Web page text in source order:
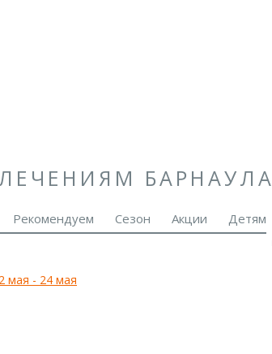
БАРНАУЛА
Рекомендуем Сезон Акции
Детям
22 мая - 24 мая